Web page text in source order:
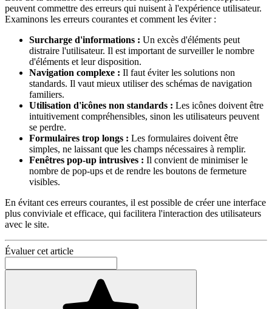
peuvent commettre des erreurs qui nuisent à l'expérience utilisateur.
Examinons les erreurs courantes et comment les éviter :
Surcharge d'informations : Un excès d'éléments peut
distraire l'utilisateur. Il est important de surveiller le nombre
d'éléments et leur disposition.
Navigation complexe : Il faut éviter les solutions non
standards. Il vaut mieux utiliser des schémas de navigation
familiers.
Utilisation d'icônes non standards : Les icônes doivent être
intuitivement compréhensibles, sinon les utilisateurs peuvent
se perdre.
Formulaires trop longs : Les formulaires doivent être
simples, ne laissant que les champs nécessaires à remplir.
Fenêtres pop-up intrusives : Il convient de minimiser le
nombre de pop-ups et de rendre les boutons de fermeture
visibles.
En évitant ces erreurs courantes, il est possible de créer une interface
plus conviviale et efficace, qui facilitera l'interaction des utilisateurs
avec le site.
Évaluer cet article